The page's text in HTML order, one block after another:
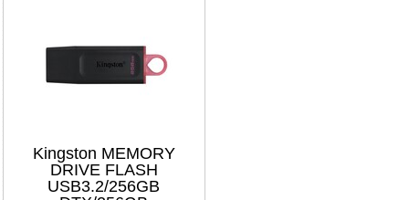
Kingston MEMORY
DRIVE FLASH
USB3.2/256GB